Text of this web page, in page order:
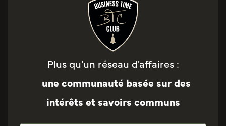
Plus qu'un réseau d'affaires :
une communauté basée sur des
intérêts et savoirs communs